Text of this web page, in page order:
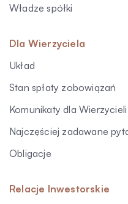
Władze spółki
Dla Wierzyciela
Układ
Stan spłaty zobowiązań
Komunikaty dla Wierzycieli
Najczęściej zadawane
Obligacje
Relacje Inwestorskie